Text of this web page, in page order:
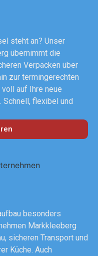
steht an? Unser
übernimmt die
Verpacken über
zur termingerechten
auf Ihre neue
flexibel und
besonders
Markkleeberg
sicheren Transport und
Küche. Auch